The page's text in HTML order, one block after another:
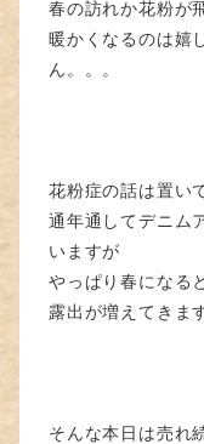
春の訪れか花粉が
暖かくなるのは嬉
ん。。。
花粉症の話は置い
通年通してデニム
いますが
やっぱり春になる
露出が増えてきま
そんな本日は売れ